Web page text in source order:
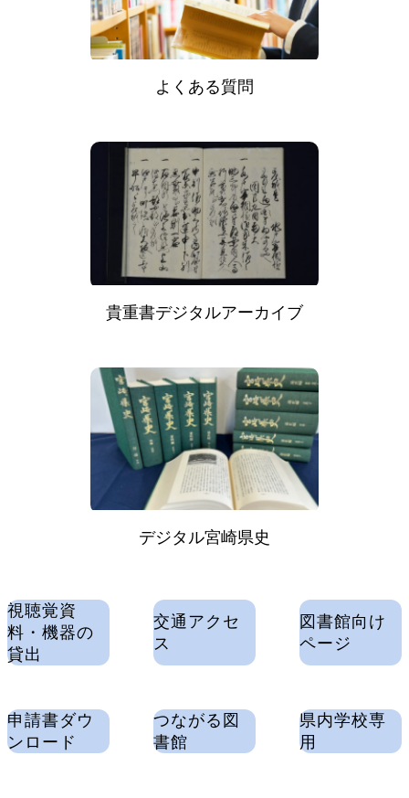
よくある質問
貴重書デジタルアーカイブ
デジタル宮崎県史
視聴覚資
料・機器の
貸出
交通アクセ
ス
図書館向け
ページ
申請書ダウ
ンロード
つながる図
書館
県内学校専
用